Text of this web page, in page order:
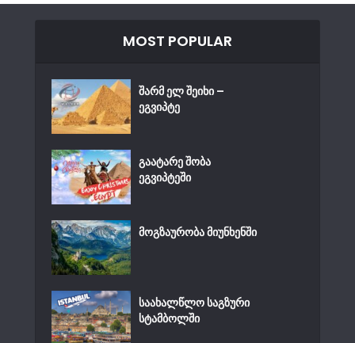
MOST POPULAR
შარმ ელ შეიხი –
ეგვიპტე
გაატარე შობა
ეგვიპტეში
მოგზაურობა მიუნხენში
საახალწლო საგზური
სტამბოლში